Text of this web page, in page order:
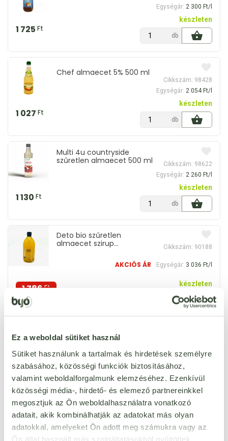
Ez a weboldal sütiket használ
Sütiket használunk a tartalmak és hirdetések személyre
szabásához, közösségi funkciók biztosításához,
valamint weboldalforgalmunk elemzéséhez. Ezenkívül
közösségi média-, hirdető- és elemező partnereinkkel
megosztjuk az Ön weboldalhasználatra vonatkozó
adatait, akik kombinálhatják az adatokat más olyan
adatokkal, amelyeket Ön adott meg számukra vagy az
Ön által használt más szolgáltatásokból gyűjtöttek.
Egységár: 2 300 Ft/l
1 725 Ft
készleten
db
Chef almaecet 5% 500 ml
Cikkszám: 98428
Egységár: 2 054 Ft/l
1 027 Ft
készleten
db
Multi 4u countryside
szűretlen almaecet 500 ml
Cikkszám: 98622
Egységár: 2 260 Ft/l
1 130 Ft
készleten
db
Deto bio szűretlen
almaecet szirup
Cikkszám: 90188
AKCIÓS ÁR Egységár: 3 036 Ft/l
1 786Ft
1 518
készleten
db
Alce nero bio szűretlen
almaecet 500 ml
Egységár:3 872 Ft/l
1 936Ft
készleten
Chef bio almaecet 5% 500
ml
Cikkszám: 98429
Egységár: 2 404 Ft/l